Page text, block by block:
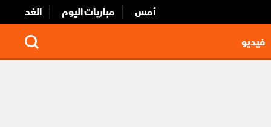
أمس مباريات اليوم
الغد
فيديو